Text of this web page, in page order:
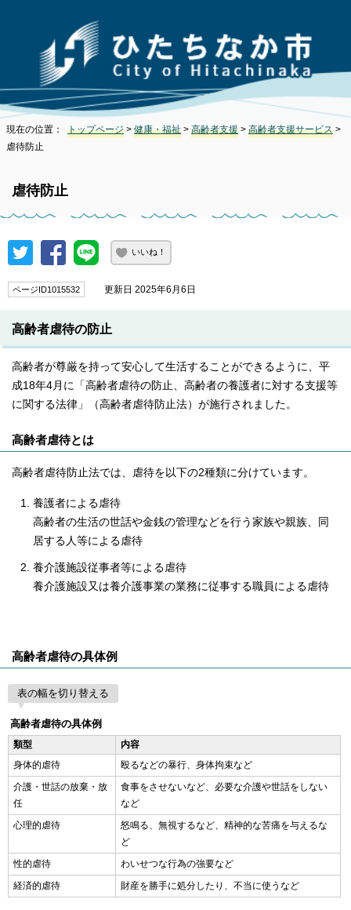
現在の位置： トップページ > 健康・福祉 > 高齢者支援 > 高齢者支援サービス >
虐待防止
虐待防止
いいね！
ページID1015532 更新日 2025年6月6日
高齢者虐待の防止
高齢者が尊厳を持って安心して生活することができるように、平
成18年4月に「高齢者虐待の防止、高齢者の養護者に対する支援等
に関する法律」（高齢者虐待防止法）が施行されました。
高齢者虐待とは
高齢者虐待防止法では、虐待を以下の2種類に分けています。
養護者による虐待
高齢者の生活の世話や金銭の管理などを行う家族や親族、同
居する人等による虐待
養介護施設従事者等による虐待
養介護施設又は養介護事業の業務に従事する職員による虐待
高齢者虐待の具体例
表の幅を切り替える
高齢者虐待の具体例
類型
内容
身体的虐待
殴るなどの暴行、身体拘束など
介護・世話の放棄・放
任
食事をさせないなど、必要な介護や世話をしない
など
心理的虐待
怒鳴る、無視するなど、精神的な苦痛を与えるな
ど
性的虐待
わいせつな行為の強要など
経済的虐待
財産を勝手に処分したり、不当に使うなど